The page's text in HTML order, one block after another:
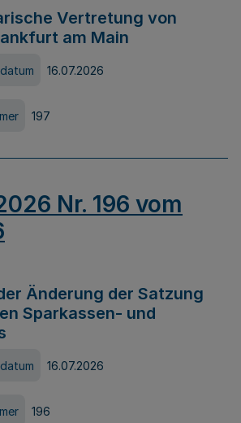
Vertretung von
am Main
16.07.2026
197
Nr. 196 vom
Änderung der Satzung
Sparkassen- und
16.07.2026
196